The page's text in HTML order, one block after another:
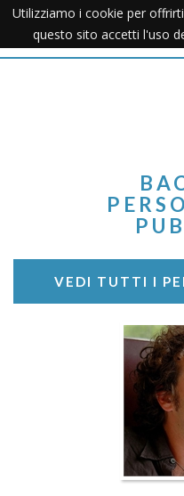
Utilizziamo i cookie per
questo sito accetti l'uso
VEDI TUTTI I